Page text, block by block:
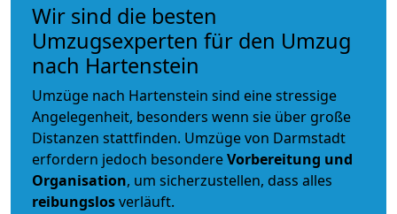
Wir sind die besten
Umzugsexperten für den Umzug
nach Hartenstein
Umzüge nach Hartenstein sind eine stressige
Angelegenheit, besonders wenn sie über große
Distanzen stattfinden. Umzüge von Darmstadt
erfordern jedoch besondereVorbereitung und
Organisation, um sicherzustellen, dass alles
reibungslosverläuft.